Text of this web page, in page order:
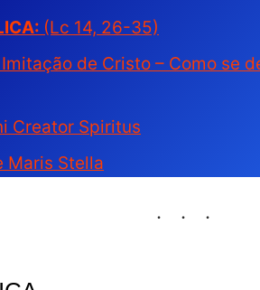
(Lc 14, 26-35)
Imitação de Cristo – Como se
Creator Spiritus
Maris Stella